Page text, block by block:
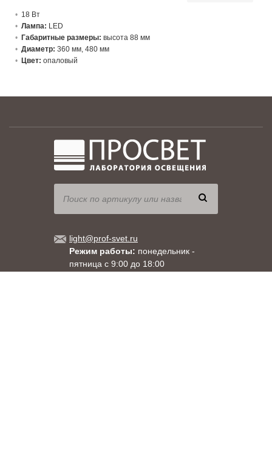
18 Вт
Лампа: LED
Габаритные размеры: высота 88 мм
Диаметр: 360 мм, 480 мм
Цвет: опаловый
light@prof-svet.ru
Режим работы: понедельник -
пятница с 9:00 до 18:00